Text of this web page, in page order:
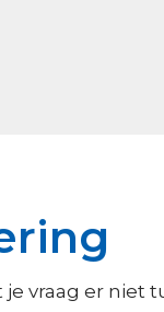
vraag er niet